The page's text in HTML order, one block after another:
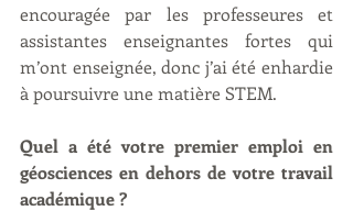
encouragée par les professeures et
assistantes enseignantes fortes qui
m’ont enseignée, donc j’ai été enhardie
à poursuivre une matière STEM.
Quel a été votre premier emploi en
géosciences en dehors de votre travail
académique ?